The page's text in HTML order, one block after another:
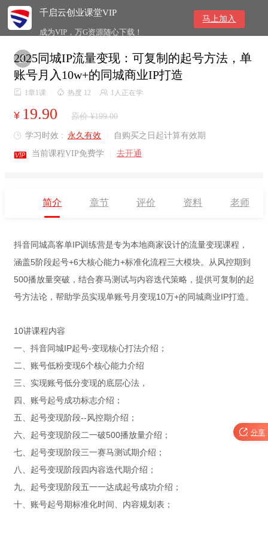
千启云创业课堂VIP
成为VIP，万G资源随心下载！
马上加入

2025同城IP流量变现：可复制的起号方法，单
账号月入10w+的同城商业IP打造
 1章1课  热度 12  1人正在学
¥ 19.90 原价 ¥199.00
 学习时效 : 永久有效 自购买之日起计算有效期
 当前课程VIP免费学 去开通
简介 章节 评价 资料 老师
抖音同城高客单IP训练营是专为本地商家设计的流量变现课程，
涵盖5阶段起号+6大核心能力+标准化流程三大模块。从风控期到
500播放量突破，结合赛马测试与内容迭代策略，提供可复制的起
号方法论，帮助学员实现单账号月变现10万+的同城商业IP打造。
10讲课程内容
一、抖音同城IP起号-变现核心打法介绍；
二、账号低粉变现6个核心能力介绍
三、实现账号低分变现的底层心法，
四、账号起号成功标志介绍；
五、起号变现阶段--风控期介绍；
六、起号变现阶段二一破500播放量介绍；
七、起号变现阶段三一赛马测试期介绍；
八、起号变现阶段四内容迭代期介绍；
九、起号变现阶段五一一达成起号成功介绍；
十、账号起号期标准化时间、内容规划表；
 分享